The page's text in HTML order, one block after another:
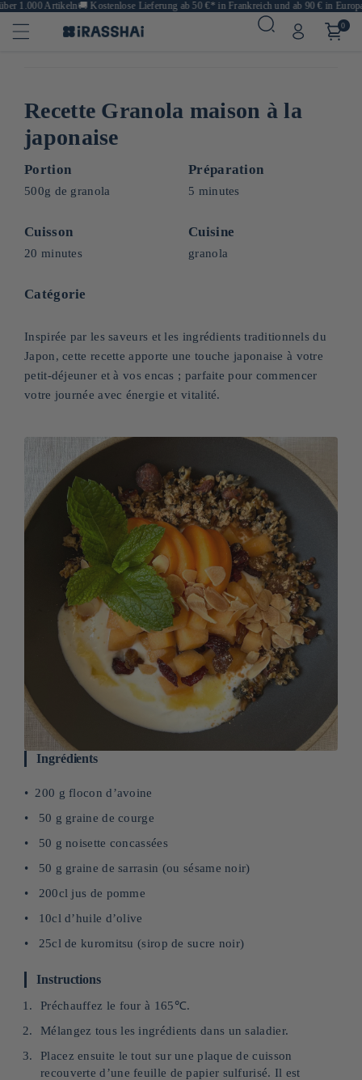
1.000 Artikeln🚚Kostenlose Lieferung ab 50 €* in Frankreich und ab 90 € in Europa
0
Recette Granola maison à la
japonaise
Portion
500g de granola
Préparation
5 minutes
Cuisson
20 minutes
Cuisine
granola
Catégorie
Inspirée par les saveurs et les ingrédients traditionnels du
Japon, cette recette apporte une touche japonaise à votre
petit-déjeuner et à vos encas ; parfaite pour commencer
votre journée avec énergie et vitalité.
Ingrédients
200 g flocon d’avoine
50 g graine de courge
50 g noisette concassées
50 g graine de sarrasin (ou sésame noir)
200cl jus de pomme
10cl d’huile d’olive
25cl de kuromitsu (sirop de sucre noir)
Instructions
Préchauffez le four à 165℃.
Mélangez tous les ingrédients dans un saladier.
Placez ensuite le tout sur une plaque de cuisson
recouverte d’une feuille de papier sulfurisé. Il est